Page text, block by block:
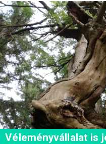
Véleményvállalat is